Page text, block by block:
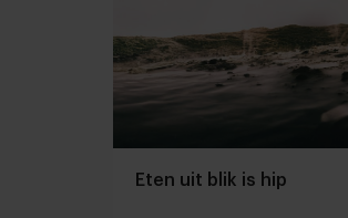
Eten uit blik is hip